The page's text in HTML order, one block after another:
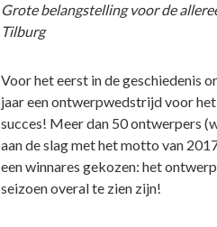
Grote belangstelling voor de
Tilburg
Voor het eerst in de geschiedenis
jaar een ontwerpwedstrijd voor
succes! Meer dan 50 ontwerpers
aan de slag met het motto van
een winnares gekozen: het
seizoen overal te zien zijn!